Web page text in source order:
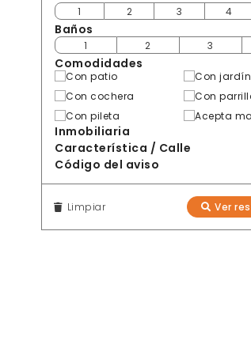
1 2 3 4
Baños
1 2 3
Comodidades
Con patio
Con jardín
Con cochera
Con
Con pileta
Acepta
Inmobiliaria
Característica / Calle
Código del aviso
Limpiar Ver